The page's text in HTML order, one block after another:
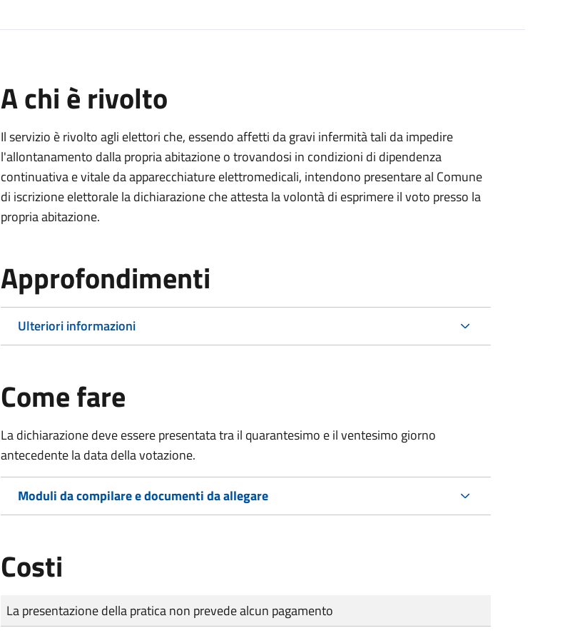
A chi è rivolto
Il servizio è rivolto agli elettori che, essendo affetti da gravi infermità tali da impedire
l'allontanamento dalla propria abitazione o trovandosi in condizioni di dipendenza
continuativa e vitale da apparecchiature elettromedicali, intendono presentare al Comune
di iscrizione elettorale la dichiarazione che attesta la volontà di esprimere il voto presso la
propria abitazione.
Approfondimenti
Ulteriori informazioni
Come fare
La dichiarazione deve essere presentata tra il quarantesimo e il ventesimo giorno
antecedente la data della votazione.
Moduli da compilare e documenti da allegare
Costi
Tipo di pagamento
Importo
La presentazione della pratica non prevede alcun pagamento